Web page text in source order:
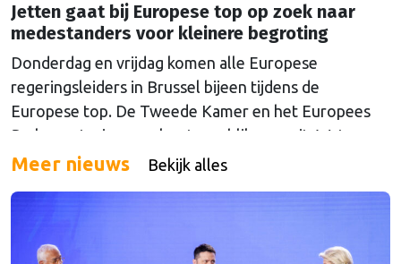
Jetten gaat bij Europese top op zoek naar
medestanders voor kleinere begroting
Donderdag en vrijdag komen alle Europese
regeringsleiders in Brussel bijeen tijdens de
Europese top. De Tweede Kamer en het Europees
Parlement wierpen alvast een blik vooruit. Wat
mogen we verwachten van de gesprekken over geld,
Meer nieuws Bekijk alles